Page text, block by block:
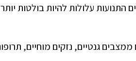
התנועות עלולות להיות בולטות
גנטיים, נזקים מוחיים,